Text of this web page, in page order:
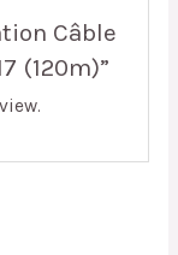
Câble
(120m)”